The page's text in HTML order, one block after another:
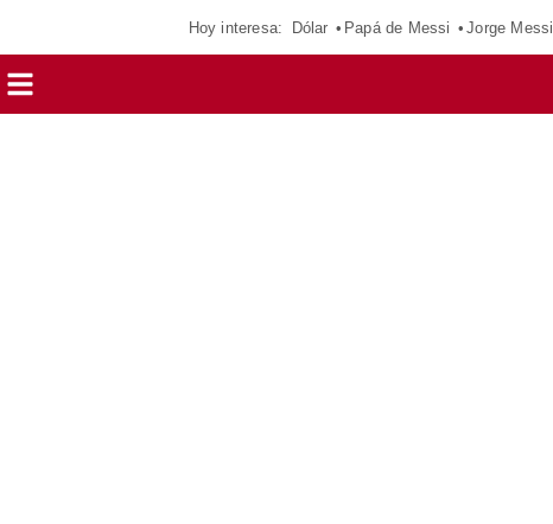
Hoy interesa: Dólar Papá de Messi Jorge Messi